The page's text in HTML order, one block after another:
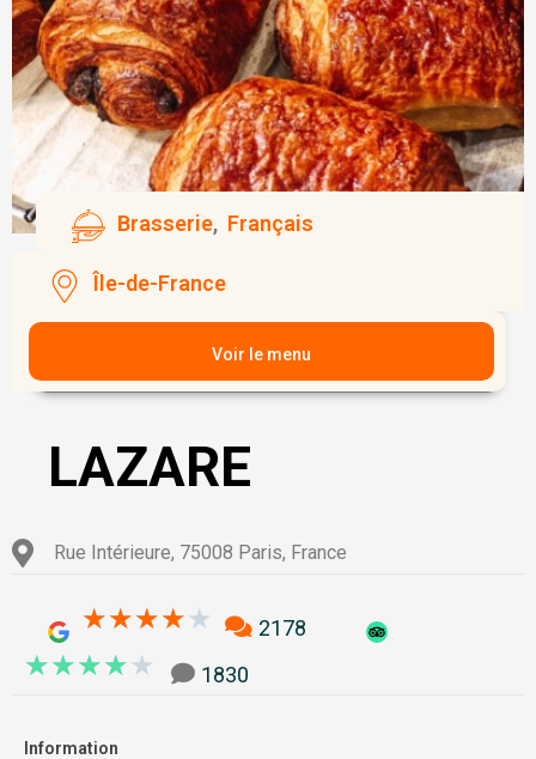
Brasserie, Français
Île-de-France
Voir le menu
LAZARE
Rue Intérieure, 75008 Paris, France
★★★★★ 4.1/52178
★★★★★ 4/5 1830
Information